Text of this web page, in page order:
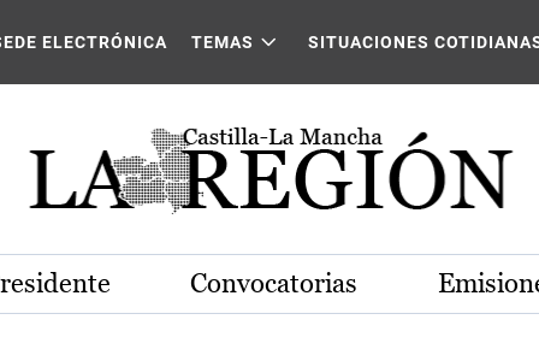
La Mancha
ELECTRÓNICA TEMAS SITUACIONES
Convocatorias